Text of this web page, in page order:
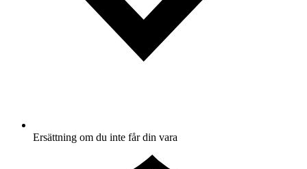
Ersättning om du inte får din vara